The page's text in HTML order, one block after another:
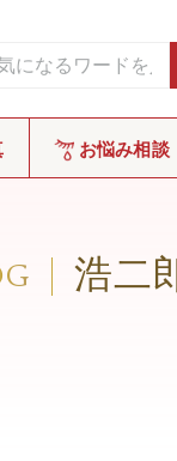
お悩み相談
浩二